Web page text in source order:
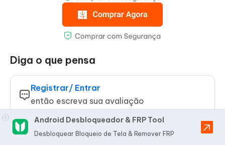
Diga o que pensa
Registrar/ Entrar
então escreva sua avaliação
Artigos relacionados
Android Desbloqueador & FRP Tool
Desbloquear Bloqueio de Tela & Remover FRP